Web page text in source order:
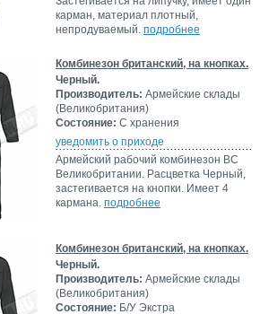
карман, материал плотный,
непродуваемый. подробнее
Комбинезон британский, на кнопках.
Черный.
Производитель: Армейские склады
(Великобритания)
Состояние: С хранения
уведомить о приходе
Армейский рабочий комбинезон ВС
Великобритании. Расцветка Черный,
застегивается на кнопки. Имеет 4
кармана. подробнее
Комбинезон британский, на кнопках.
Черный.
Производитель: Армейские склады
(Великобритания)
Состояние: Б/У Экстра